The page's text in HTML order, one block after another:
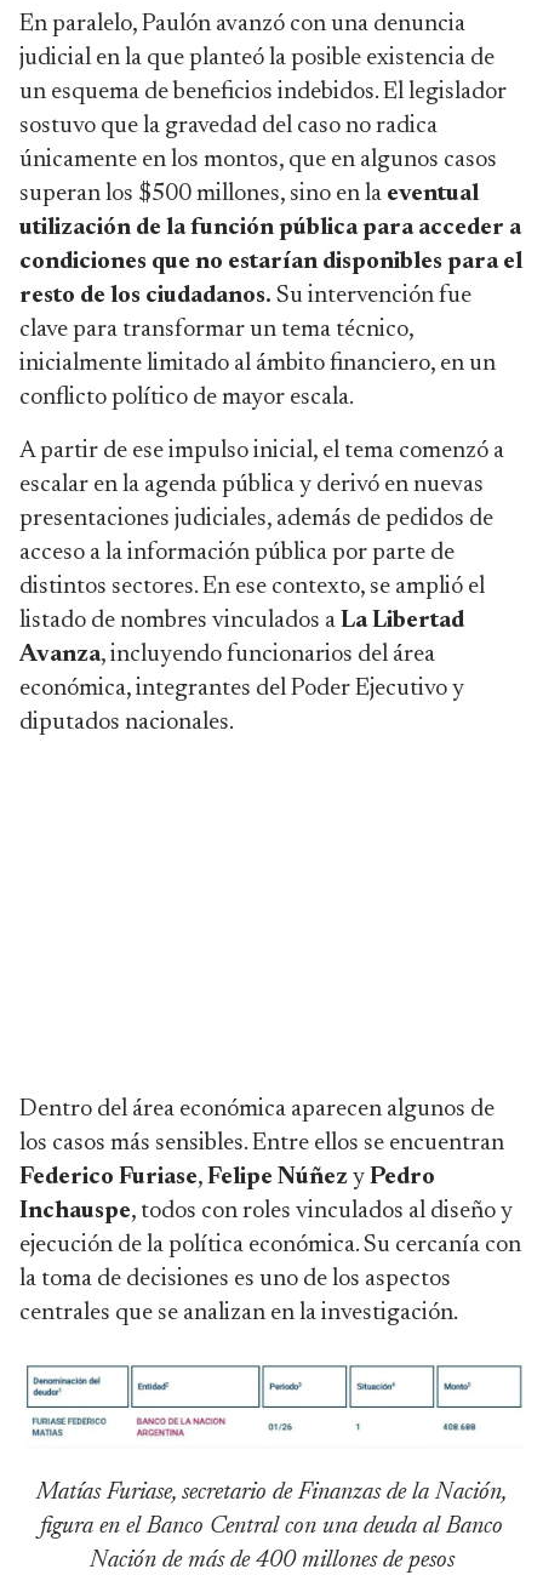
En paralelo, Paulón avanzó con una denuncia
judicial en la que planteó la posible existencia de
un esquema de beneficios indebidos. El legislador
sostuvo que la gravedad del caso no radica
únicamente en los montos, que en algunos casos
superan los $500 millones, sino en la eventual
utilización de la función pública para acceder a
condiciones que no estarían disponibles para el
resto de los ciudadanos. Su intervención fue
clave para transformar un tema técnico,
inicialmente limitado al ámbito financiero, en un
conflicto político de mayor escala.
A partir de ese impulso inicial, el tema comenzó a
escalar en la agenda pública y derivó en nuevas
presentaciones judiciales, además de pedidos de
acceso a la información pública por parte de
distintos sectores. En ese contexto, se amplió el
listado de nombres vinculados a La Libertad
Avanza, incluyendo funcionarios del área
económica, integrantes del Poder Ejecutivo y
diputados nacionales.
Dentro del área económica aparecen algunos de
los casos más sensibles. Entre ellos se encuentran
Federico Furiase, Felipe Núñez y Pedro
Inchauspe, todos con roles vinculados al diseño y
ejecución de la política económica. Su cercanía con
la toma de decisiones es uno de los aspectos
centrales que se analizan en la investigación.
Matías Furiase, secretario de Finanzas de la Nación,
figura en el Banco Central con una deuda al Banco
Nación de más de 400 millones de pesos